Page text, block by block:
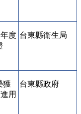
年度 台東縣衛生局
獲
用
台東縣政府